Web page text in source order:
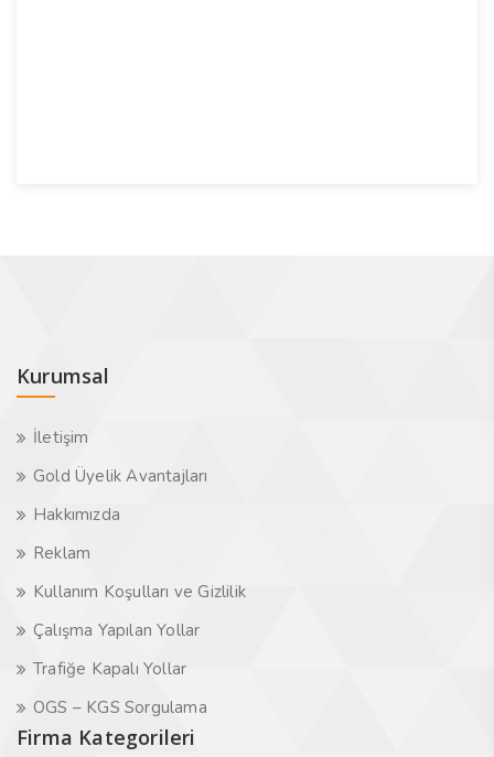
Kurumsal
İletişim
Gold Üyelik Avantajları
Hakkımızda
Reklam
Kullanım Koşulları ve Gizlilik
Çalışma Yapılan Yollar
Trafiğe Kapalı Yollar
OGS – KGS Sorgulama
Firma Kategorileri